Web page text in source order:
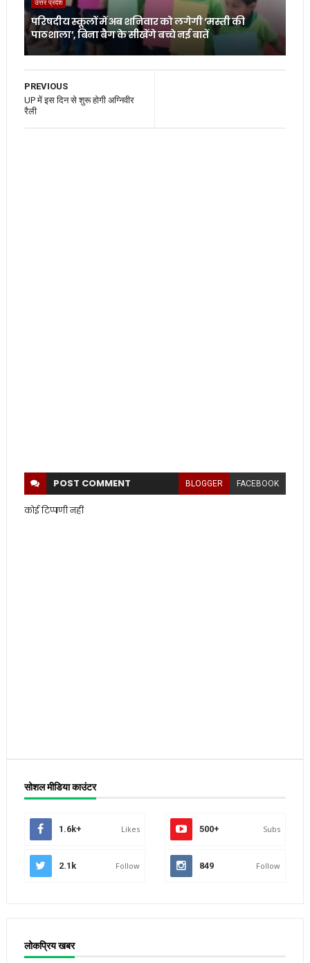
परिषदीय स्कूलों में अब शनिवार को लगेगी ‘मस्ती की
पाठशाला’, बिना बैग के सीखेंगे बच्चे नई बातें
PREVIOUS
UP में इस दिन से शुरू होगी अग्निवीर
रैली
POST COMMENT BLOGGER FACEBOOK
कोई टिप्पणी नहीं
सोशल मीडिया काउंटर
1.6k+ Likes 500+ Subs
2.1k Follow 849 Follow
लोकप्रिय खबर